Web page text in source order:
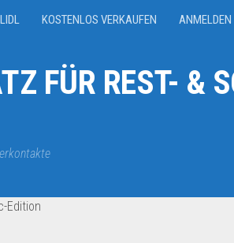
LIDL KOSTENLOS VERKAUFEN ANMELDEN
FÜR REST- &
Edition